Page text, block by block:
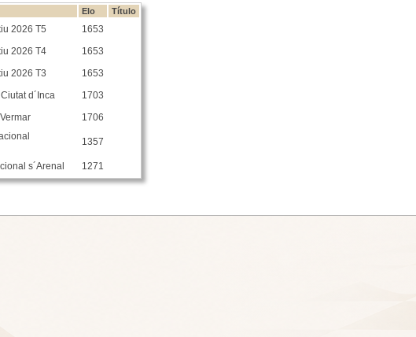
Elo Título
2026 T5
1653
2026 T4
1653
2026 T3
1653
d´Inca
1703
1706
1357
s´Arenal 1271